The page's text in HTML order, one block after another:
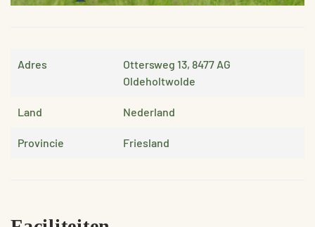
Adres
Ottersweg 13, 8477 AG
Oldeholtwolde
Land Nederland
Provincie Friesland